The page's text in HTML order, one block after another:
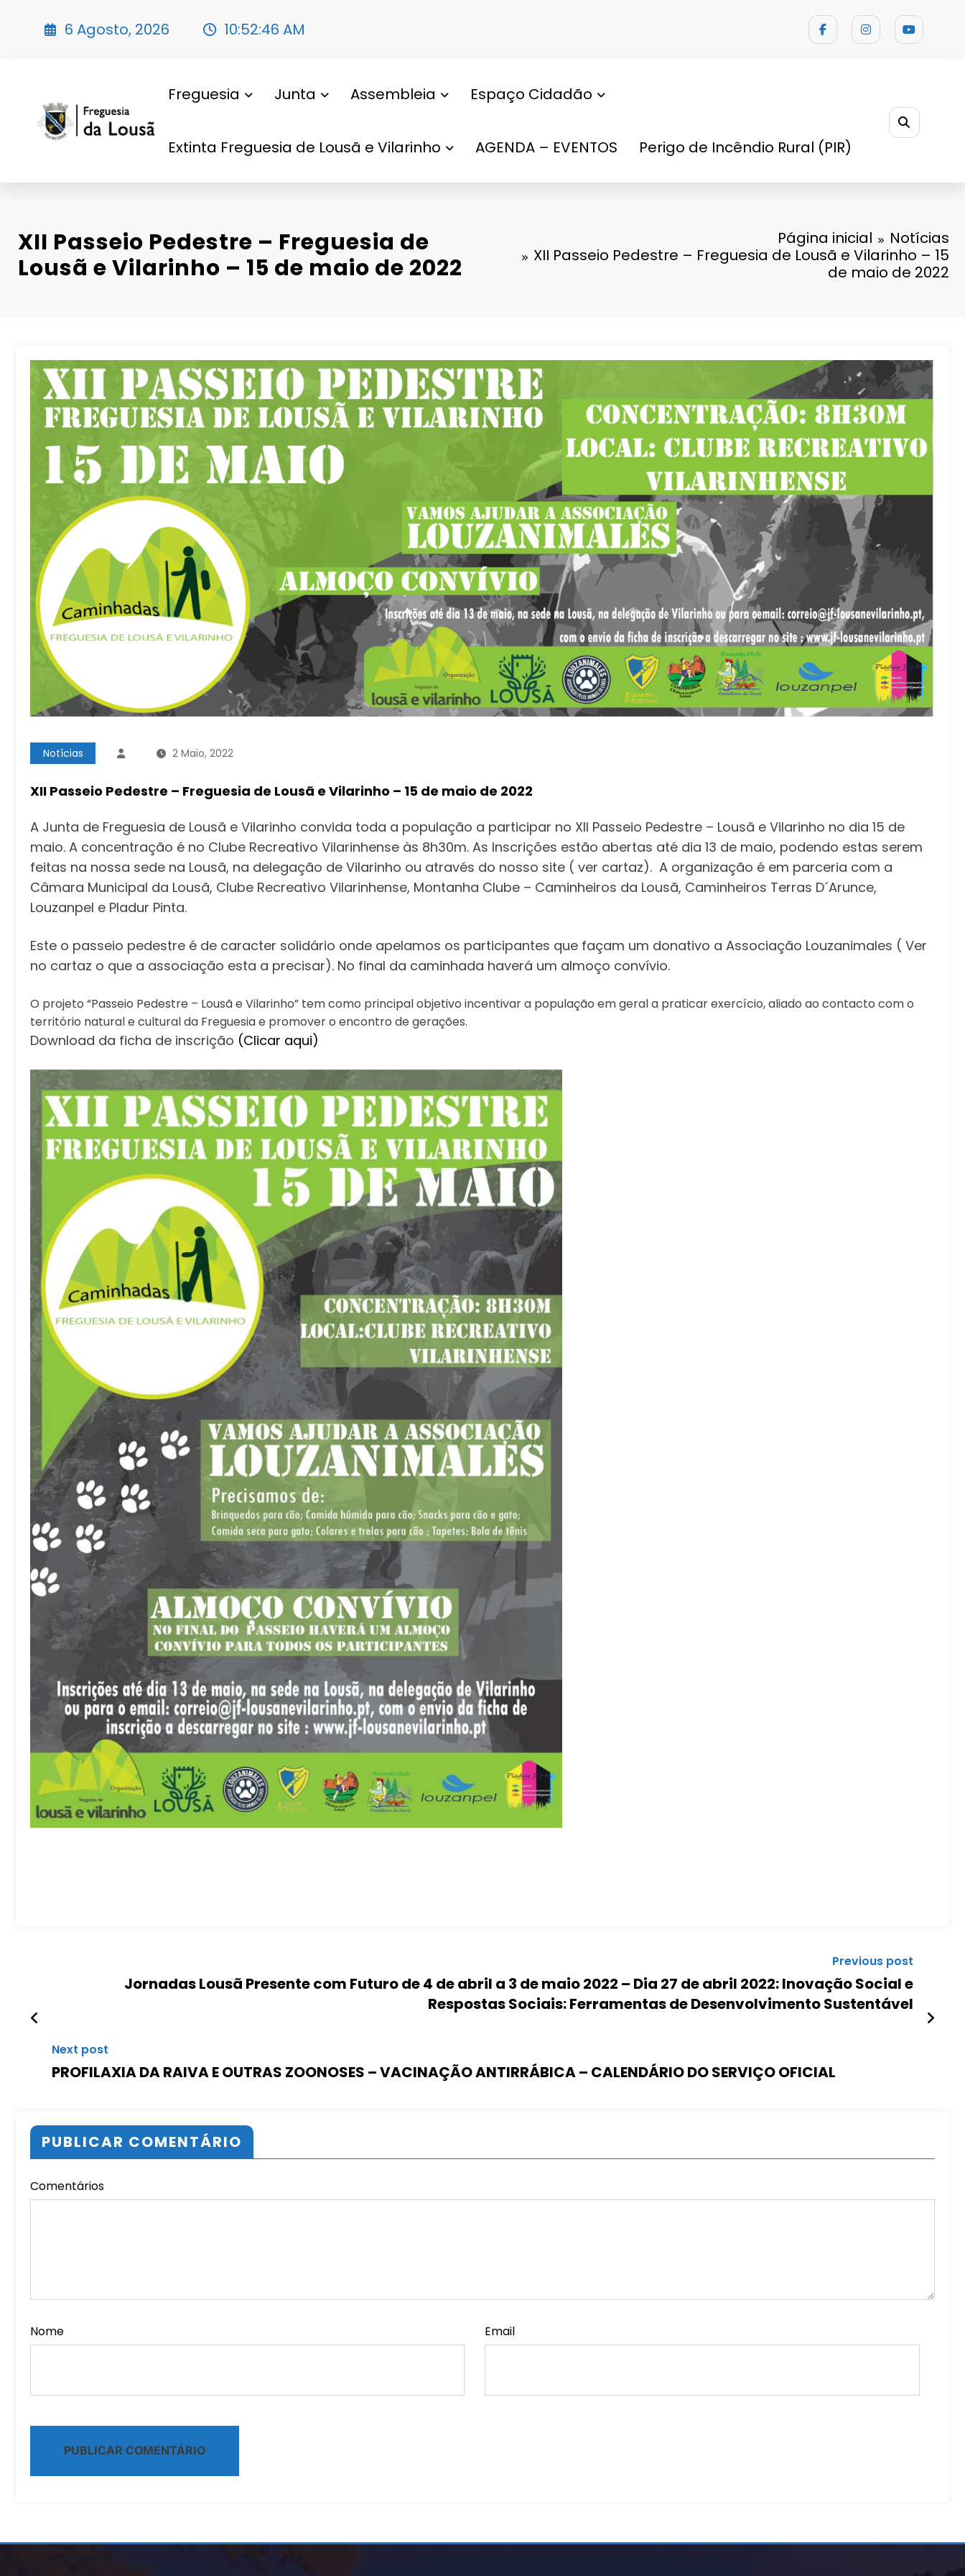
6 Agosto, 2026 10:52:47 AM
Freguesia Junta Assembleia Espaço Cidadão
Extinta Freguesia de Lousã e Vilarinho AGENDA – EVENTOS Perigo de Incêndio Rural (PIR)
XII Passeio Pedestre – Freguesia de
Lousã e Vilarinho – 15 de maio de 2022
Página inicial
Notícias
XII Passeio Pedestre – Freguesia de Lousã e Vilarinho – 15
de maio de 2022
Notícias 2 Maio, 2022
XII Passeio Pedestre – Freguesia de Lousã e Vilarinho – 15 de maio de 2022
A Junta de Freguesia de Lousã e Vilarinho convida toda a população a participar no XII Passeio Pedestre – Lousã e Vilarinho no dia 15 de
maio. A concentração é no Clube Recreativo Vilarinhense às 8h30m. As Inscrições estão abertas até dia 13 de maio, podendo estas serem
feitas na nossa sede na Lousã, na delegação de Vilarinho ou através do nosso site ( ver cartaz). A organização é em parceria com a
Câmara Municipal da Lousã, Clube Recreativo Vilarinhense, Montanha Clube – Caminheiros da Lousã, Caminheiros Terras D´Arunce,
Louzanpel e Pladur Pinta.
Este o passeio pedestre é de caracter solidário onde apelamos os participantes que façam um donativo a Associação Louzanimales ( Ver
no cartaz o que a associação esta a precisar). No final da caminhada haverá um almoço convívio.
O projeto “Passeio Pedestre – Lousã e Vilarinho” tem como principal objetivo incentivar a população em geral a praticar exercício, aliado ao contacto com o
território natural e cultural da Freguesia e ​promover o encontro de gerações.
Download da ficha de inscrição (Clicar aqui)
Previous post
Jornadas Lousã Presente com Futuro de 4 de abril a 3 de maio 2022 – Dia 27 de abril 2022: Inovação Social e
Respostas Sociais: Ferramentas de Desenvolvimento Sustentável
Next post
PROFILAXIA DA RAIVA E OUTRAS ZOONOSES – VACINAÇÃO ANTIRRÁBICA – CALENDÁRIO DO SERVIÇO OFICIAL
PUBLICAR COMENTÁRIO
Comentários
Nome Email